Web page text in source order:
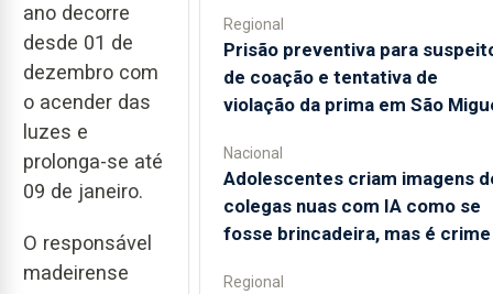
ano decorre
desde 01 de
dezembro com
o acender das
luzes e
prolonga-se até
09 de janeiro.
O responsável
madeirense
Regional
Prisão preventiva para
de coação e tentativa de
violação da prima em São
Nacional
Adolescentes criam imagens
colegas nuas com IA como se
fosse brincadeira, mas é crime
Regional